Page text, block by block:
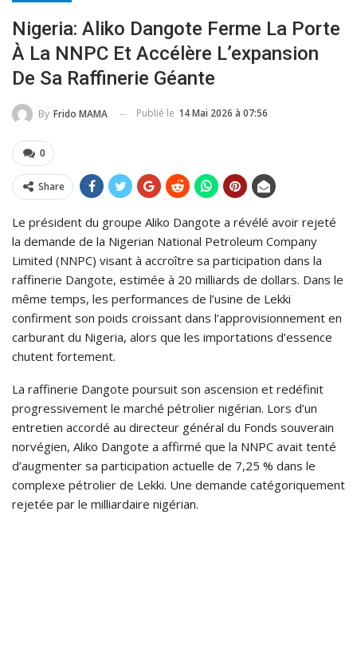
Nigeria: Aliko Dangote Ferme La Porte
À La NNPC Et Accélère L’expansion
De Sa Raffinerie Géante
By Frido MAMA Publié le 14 Mai 2026 à 07:56
0
Share
Le président du groupe Aliko Dangote a révélé avoir rejeté
la demande de la Nigerian National Petroleum Company
Limited (NNPC) visant à accroître sa participation dans la
raffinerie Dangote, estimée à 20 milliards de dollars. Dans le
même temps, les performances de l’usine de Lekki
confirment son poids croissant dans l’approvisionnement en
carburant du Nigeria, alors que les importations d’essence
chutent fortement.
La raffinerie Dangote poursuit son ascension et redéfinit
progressivement le marché pétrolier nigérian. Lors d’un
entretien accordé au directeur général du Fonds souverain
norvégien, Aliko Dangote a affirmé que la NNPC avait tenté
d’augmenter sa participation actuelle de 7,25 % dans le
complexe pétrolier de Lekki. Une demande catégoriquement
rejetée par le milliardaire nigérian.